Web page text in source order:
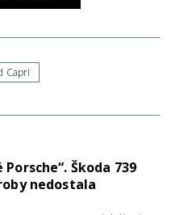
Capri
Škoda 739
nedostala